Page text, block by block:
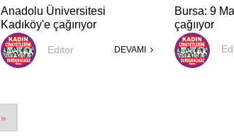
Anadolu Üniversitesi
Kadıköy'e çağırıyor
Editor DEVAMI
Bursa: 9
çağııyor
»